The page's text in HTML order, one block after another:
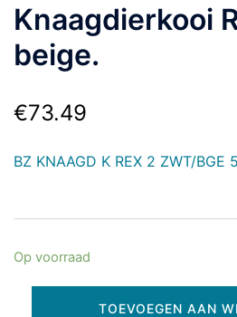
Knaagdierkooi
beige.
€73.49
BZ KNAAGD K REX 2 ZWT/BGE
Op voorraad
TOEVOEGEN AAN